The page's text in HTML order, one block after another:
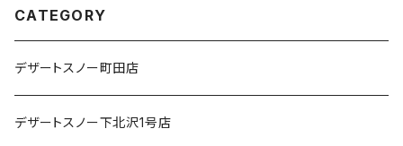
CATEGORY
デザートスノー町田店
デザートスノー下北沢1号店